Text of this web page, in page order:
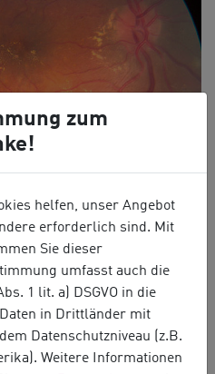
panretinaler Laserkoagulation
zum
helfen, unser Angebot
erforderlich sind. Mit
Sie dieser
umfasst auch die
1 lit. a) DSGVO in die
in Drittländer mit
Datenschutzniveau (z.B.
Weitere Informationen